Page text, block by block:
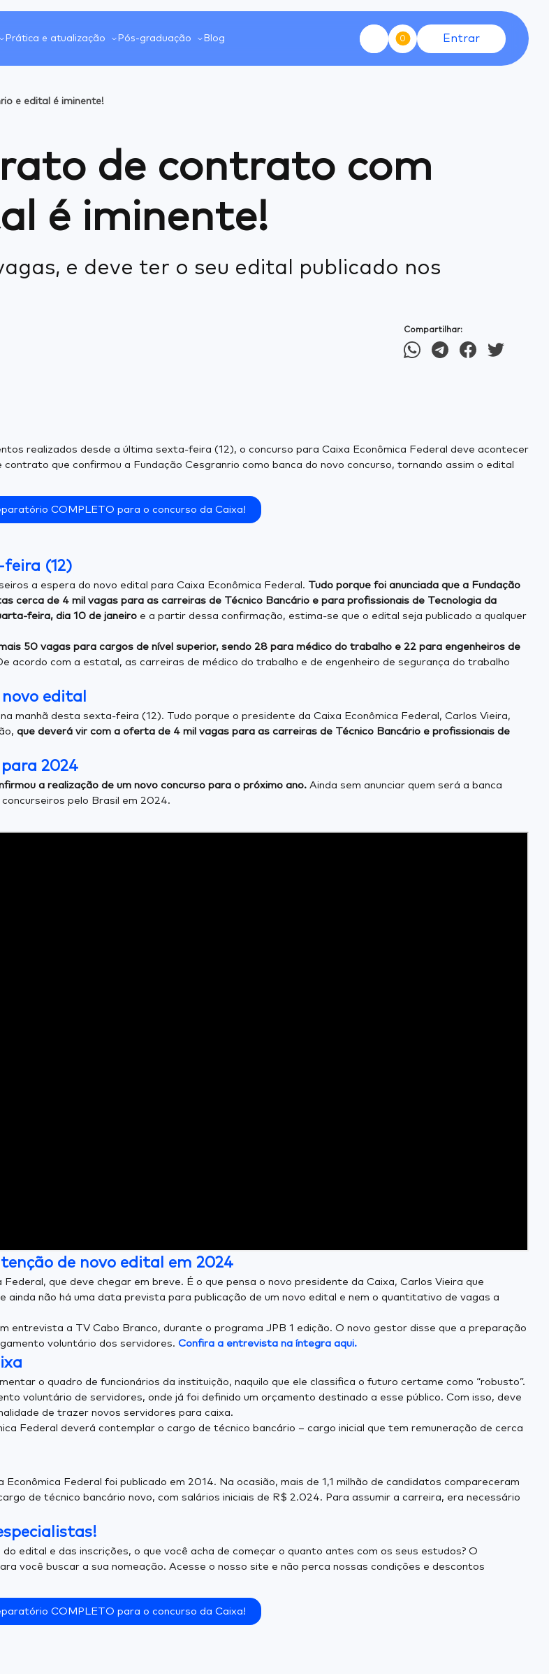
Prática e atualização Pós-graduação Blog 0 Entrar
e edital é iminente!
de contrato com
é iminente!
e deve ter o seu edital publicado nos
Compartilhar:
realizados desde a última sexta-feira (12), o concurso para Caixa Econômica Federal deve acontecer
que confirmou a Fundação Cesgranrio como banca do novo concurso, tornando assim o edital
COMPLETO para o concurso da Caixa!
(12)
a espera do novo edital para Caixa Econômica Federal. Tudo porque foi anunciada que a Fundação
cerca de 4 mil vagas para as carreiras de Técnico Bancário e para profissionais de Tecnologia da
feira, dia 10 de janeiro e a partir dessa confirmação, estima-se que o edital seja publicado a qualquer
50 vagas para cargos de nível superior, sendo 28 para médico do trabalho e 22 para engenheiros de
acordo com a estatal, as carreiras de médico do trabalho e de engenheiro de segurança do trabalho
edital
manhã desta sexta-feira (12). Tudo porque o presidente da Caixa Econômica Federal, Carlos Vieira,
que deverá vir com a oferta de 4 mil vagas para as carreiras de Técnico Bancário e profissionais de
2024
a realização de um novo concurso para o próximo ano. Ainda sem anunciar quem será a banca
pelo Brasil em 2024.
de novo edital em 2024
que deve chegar em breve. É o que pensa o novo presidente da Caixa, Carlos Vieira que
ainda não há uma data prevista para publicação de um novo edital e nem o quantitativo de vagas a
a TV Cabo Branco, durante o programa JPB 1 edição. O novo gestor disse que a preparação
voluntário dos servidores. Confira a entrevista na íntegra aqui.
o quadro de funcionários da instituição, naquilo que ele classifica o futuro certame como “robusto”.
voluntário de servidores, onde já foi definido um orçamento destinado a esse público. Com isso, deve
de trazer novos servidores para caixa.
Federal deverá contemplar o cargo de técnico bancário – cargo inicial que tem remuneração de cerca
Federal foi publicado em 2014. Na ocasião, mais de 1,1 milhão de candidatos compareceram
de técnico bancário novo, com salários iniciais de R$ 2.024. Para assumir a carreira, era necessário
edital e das inscrições, o que você acha de começar o quanto antes com os seus estudos? O
você buscar a sua nomeação. Acesse o nosso site e não perca nossas condições e descontos
COMPLETO para o concurso da Caixa!